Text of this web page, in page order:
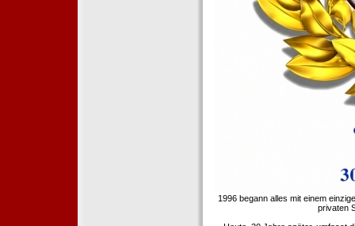
1996 begann alles mit einem
privaten